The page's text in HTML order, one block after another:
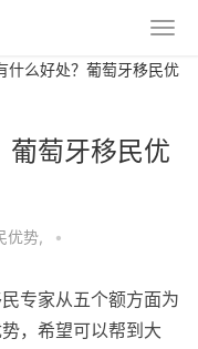
什么好处？葡萄牙移民优
葡萄牙移民优
优势, •
专家从五个额方面为
，希望可以帮到大